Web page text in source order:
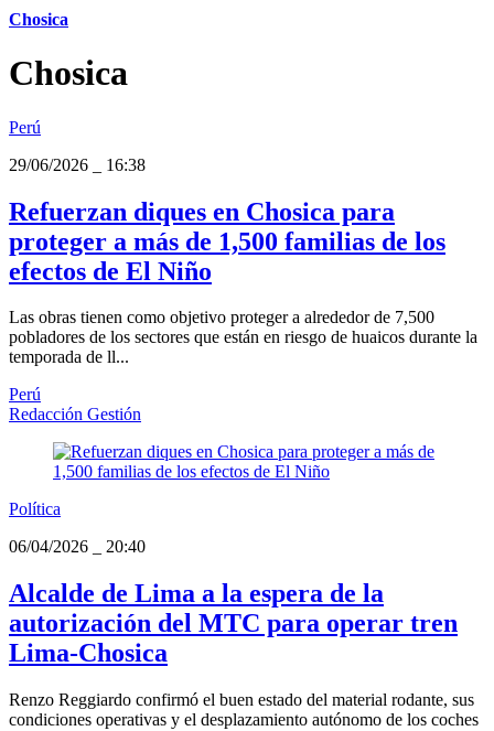
Chosica
Chosica
Perú
29/06/2026
16:38
Refuerzan diques en Chosica para
proteger a más de 1,500 familias de los
efectos de El Niño
Las obras tienen como objetivo proteger a alrededor de 7,500
pobladores de los sectores que están en riesgo de huaicos durante la
temporada de ll...
Perú
Redacción Gestión
Política
06/04/2026
20:40
Alcalde de Lima a la espera de la
autorización del MTC para operar tren
Lima-Chosica
Renzo Reggiardo confirmó el buen estado del material rodante, sus
condiciones operativas y el desplazamiento autónomo de los coches